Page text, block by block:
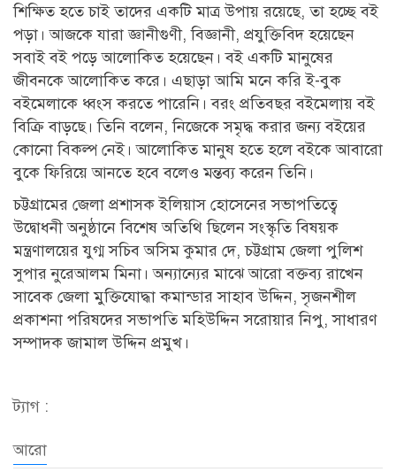
শিক্ষিত হতে চাই তাদের একটি মাত্র উপায় রয়েছে, তা হচ্ছে বই
পড়া। আজকে যারা জ্ঞানীগুণী, বিজ্ঞানী, প্রযুক্তিবিদ হয়েছেন
সবাই বই পড়ে আলোকিত হয়েছেন। বই একটি মানুষের
জীবনকে আলোকিত করে। এছাড়া আমি মনে করি ই-বুক
বইমেলাকে ধ্বংস করতে পারেনি। বরং প্রতিবছর বইমেলায় বই
বিক্রি বাড়ছে। তিনি বলেন, নিজেকে সমৃদ্ধ করার জন্য বইয়ের
কোনো বিকল্প নেই। আলোকিত মানুষ হতে হলে বইকে আবারো
বুকে ফিরিয়ে আনতে হবে বলেও মন্তব্য করেন তিনি।
চট্টগ্রামের জেলা প্রশাসক ইলিয়াস হোসেনের সভাপতিত্বে
উদ্বোধনী অনুষ্ঠানে বিশেষ অতিথি ছিলেন সংস্কৃতি বিষয়ক
মন্ত্রণালয়ের যুগ্ম সচিব অসিম কুমার দে, চট্টগ্রাম জেলা পুলিশ
সুপার নুরেআলম মিনা। অন্যান্যের মাঝে আরো বক্তব্য রাখেন
সাবেক জেলা মুক্তিযোদ্ধা কমান্ডার সাহাব উদ্দিন, সৃজনশীল
প্রকাশনা পরিষদের সভাপতি মহিউদ্দিন সরোয়ার নিপু, সাধারণ
সম্পাদক জামাল উদ্দিন প্রমুখ।
ট্যাগ :
আরো